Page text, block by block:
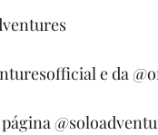
e da